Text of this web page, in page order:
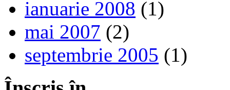
ianuarie 2008 (1)
mai 2007 (2)
septembrie 2005 (1)